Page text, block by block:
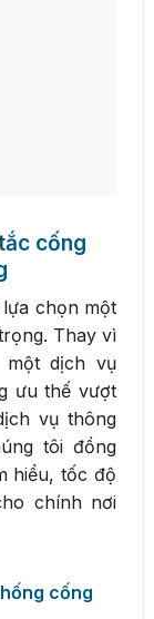
cống
chọn một
Thay vì
một dịch vụ
ưu thế vượt
vụ thông
tôi đồng
hiểu, tốc độ
chính nơi
cống